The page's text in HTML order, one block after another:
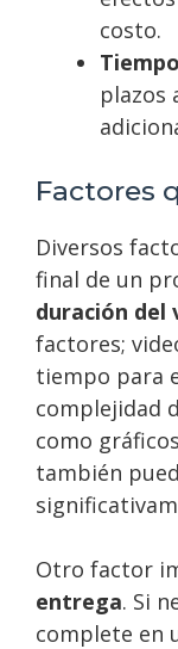
costo.
plazos
Factores
Diversos
final de un
duración del
factores;
tiempo para
complejidad
como
también
Otro factor
entrega. Si
complete en